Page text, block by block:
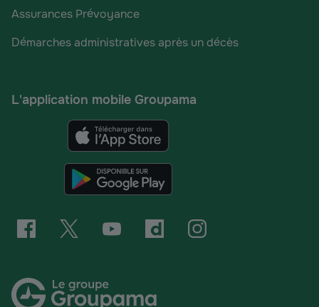
Assurances Prévoyance
Démarches administratives après un décès
L'application mobile Groupama